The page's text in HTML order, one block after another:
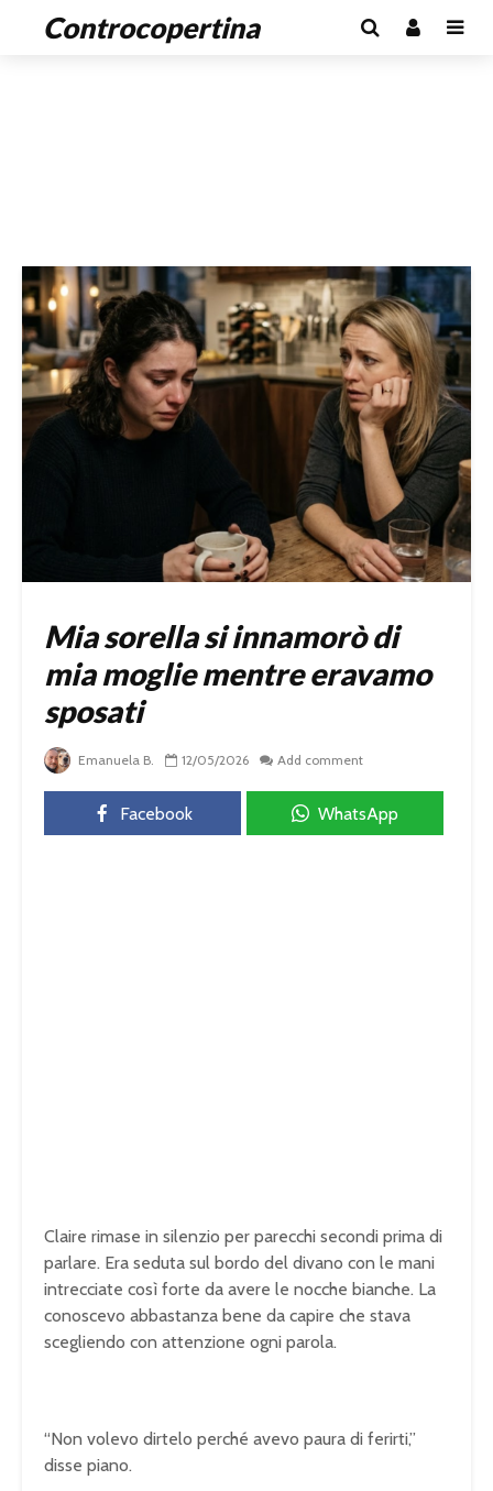
Controcopertina
Mia sorella si innamorò di
mia moglie mentre eravamo
sposati
Emanuela B. 12/05/2026 Add comment
Facebook WhatsApp
Claire rimase in silenzio per parecchi secondi prima di
parlare. Era seduta sul bordo del divano con le mani
intrecciate così forte da avere le nocche bianche. La
conoscevo abbastanza bene da capire che stava
scegliendo con attenzione ogni parola.
“Non volevo dirtelo perché avevo paura di ferirti,”
disse piano.